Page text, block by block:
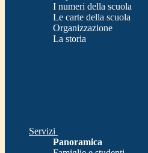
I numeri della scuola
Le carte della scuola
Organizzazione
La storia
Servizi
Panoramica